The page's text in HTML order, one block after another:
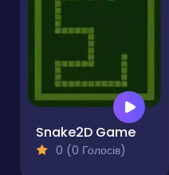
Snake2D Game
0 (0 Голосів)